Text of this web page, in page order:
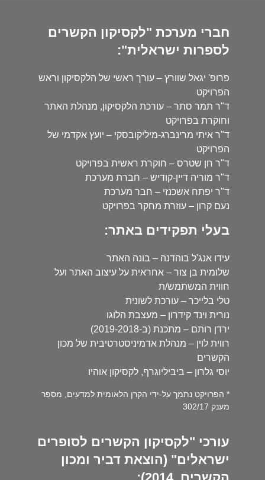
חברי מערכת "לקסיקון הקשרים
לספרות ישראלית":
פרופ' יגאל שוורץ – עורך ראשי של הלקסיקון וראש
הפרויקט
ד"ר תמר סתר – עורכת הלקסיקון, מנהלת האתר
וחוקרת בפרויקט
ד"ר איתי מרינברג-מיליקובסקי – יועץ אקדמי של
הפרויקט
ד"ר חן שטרס – חוקרת ראשית בפרויקט
ד"ר מוריה דיין-קודיש – חברת מערכת
ד"ר יפתח אשכנזי – חבר מערכת
נעם קרון – עוזרת מחקר בפרויקט
בעלי תפקידים באתר:
עידו אנג'ל בוהדנה – בונה האתר
שלומית בן צור – אחראית על עיצוב האתר ועל
חווית המשתמש/ת
טלי בלייכר – עורכת לשונית
נורית וינד קידרון – מעצבת הלוגו
ירדן רותם – מתכנת (ב-2019-2018)
רווית לוין – מנהלת אדמיניסטרטיבית של מכון
הקשרים
יוסי גלרון – ביביליוגרף, לקסיקון אוהיו
* הפרויקט נתמך על-ידי הקרן הלאומית למדעים, מספר
מענק 302/17
עורכי "לקסיקון הקשרים לסופרים
ישראלים" (הוצאת דביר ומכון